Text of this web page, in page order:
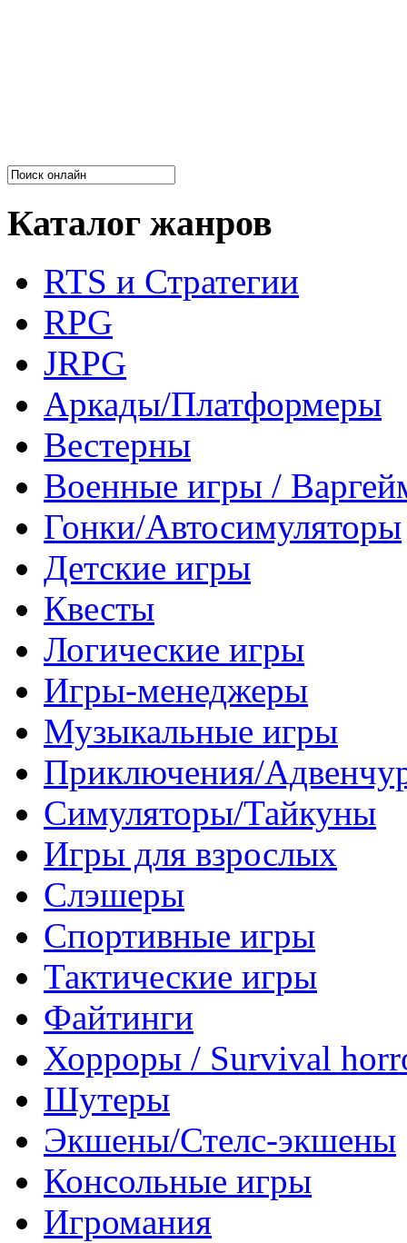
Каталог жанров
RTS и Стратегии
RPG
JRPG
Аркады/Платформеры
Вестерны
Военные игры /
Гонки/Автосимуляторы
Детские игры
Квесты
Логические игры
Игры-менеджеры
Музыкальные игры
Приключения/
Симуляторы/Тайкуны
Игры для взрослых
Слэшеры
Спортивные игры
Тактические игры
Файтинги
Хорроры / Survival
Шутеры
Экшены/Стелс-экшены
Консольные игры
Игромания